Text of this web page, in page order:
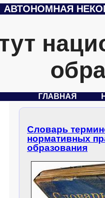
АВТОНОМНАЯ
ГЛАВНАЯ
Словарь
нормативных
образования